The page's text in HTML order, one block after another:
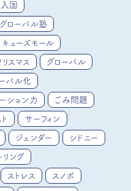
入国
ローバル塾
キューズモール
リスマス グローバル
バル化
ション力 ごみ問題
サーフィン
ジェンダー シドニー
リング
ストレス スノボ